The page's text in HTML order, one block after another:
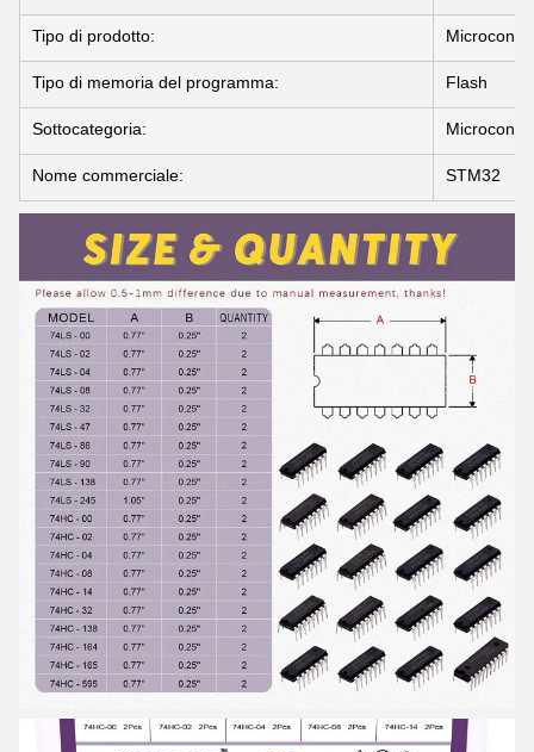
Tipo di prodotto:
Tipo di memoria del programma: Flash
Sottocategoria:
Nome commerciale: STM32